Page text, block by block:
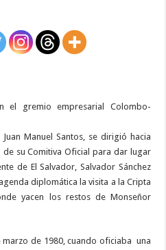
el gremio empresarial Colombo-
Manuel Santos, se dirigió hacia
de su Comitiva Oficial para dar lugar
de El Salvador, Salvador Sánchez
diplomática la visita a la Cripta
yacen los restos de Monseñor
de 1980, cuando oficiaba una